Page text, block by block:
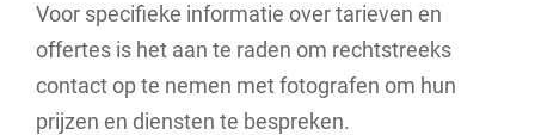
Voor specifieke informatie over tarieven en
offertes is het aan te raden om rechtstreeks
contact op te nemen met fotografen om hun
prijzen en diensten te bespreken.